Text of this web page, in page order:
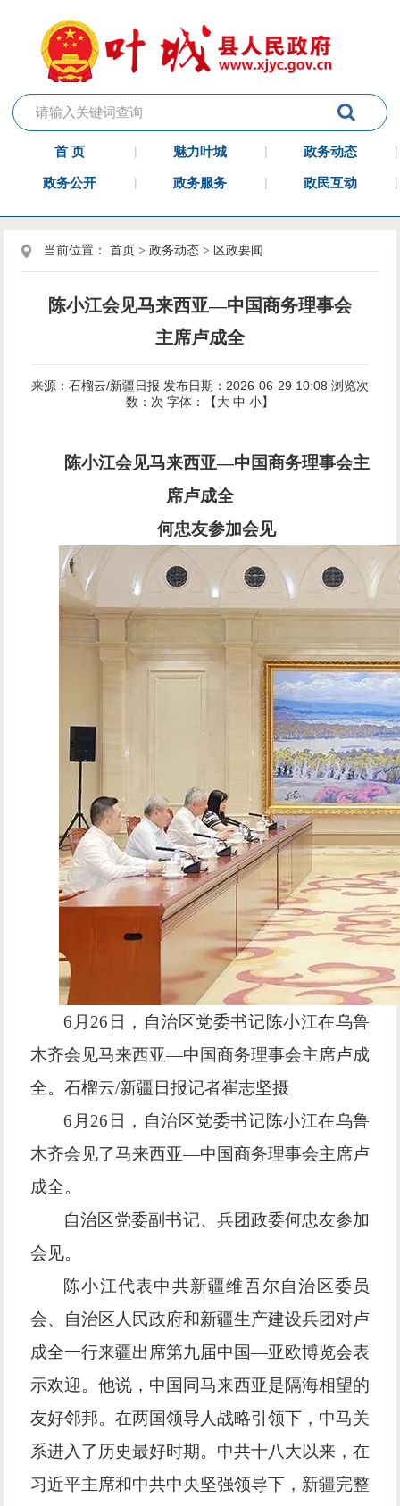
首 页 魅力叶城 政务动态
政务公开 政务服务 政民互动
当前位置：首页 >政务动态 > 区政要闻
陈小江会见马来西亚—中国商务理事会
主席卢成全
来源：石榴云/新疆日报 发布日期：2026-06-29 10:08 浏览次
数： 次 字体：【大 中 小】
陈小江会见马来西亚—中国商务理事会主
席卢成全
何忠友参加会见
6月26日，自治区党委书记陈小江在乌鲁
木齐会见马来西亚—中国商务理事会主席卢成
全。石榴云/新疆日报记者崔志坚摄
6月26日，自治区党委书记陈小江在乌鲁
木齐会见了马来西亚—中国商务理事会主席卢
成全。
自治区党委副书记、兵团政委何忠友参加
会见。
陈小江代表中共新疆维吾尔自治区委员
会、自治区人民政府和新疆生产建设兵团对卢
成全一行来疆出席第九届中国—亚欧博览会表
示欢迎。他说，中国同马来西亚是隔海相望的
友好邻邦。在两国领导人战略引领下，中马关
系进入了历史最好时期。中共十八大以来，在
习近平主席和中共中央坚强领导下，新疆完整